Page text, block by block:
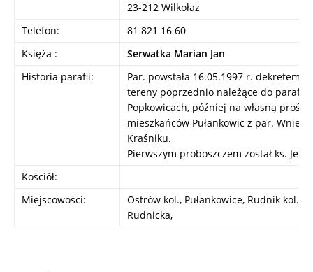
23-212 Wilkołaz
Telefon:
81 821 16 60
Księża :
Serwatka Marian Jan
Historia parafii:
Par. powstała 16.05.1997 r. dekretem
tereny poprzednio należące do parafii
Popkowicach, później na własną
mieszkańców Pułankowic z par.
Kraśniku.
Pierwszym proboszczem został ks.
Kościół:
Miejscowości:
Ostrów kol., Pułankowice, Rudnik kol.,
Rudnicka,